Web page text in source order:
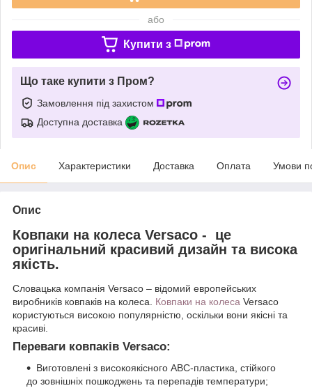
або
Купити з
Що таке купити з Пром?
Замовлення під захистом
Доступна доставка
Опис Характеристики Доставка Оплата Умови
Опис
Ковпаки на колеса Versaco - це
оригінальний красивий дизайн та висока
якість.
Словацька компанія Versaco – відомий европейських
виробників ковпаків на колеса. Ковпаки на колеса Versaco
користуються високою популярністю, оскільки вони якісні та
красиві.
Переваги ковпаків Versaco:
Виготовлені з високоякісного АВС-пластика, стійкого
до зовнішніх пошкоджень та перепадів температури;